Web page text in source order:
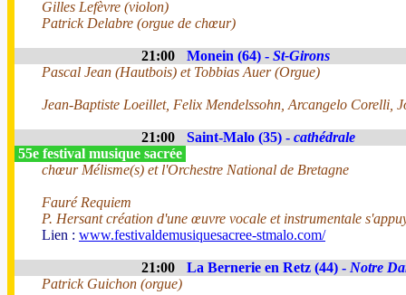
Gilles Lefèvre (violon)
Patrick Delabre (orgue de chœur)
21:00 Monein (64) - St-Girons
Pascal Jean (Hautbois) et Tobbias Auer (Orgue)
Jean-Baptiste Loeillet, Felix Mendelssohn, Arcangelo Corelli,
21:00 Saint-Malo (35) - cathédrale
55e festival musique sacrée
chœur Mélisme(s) et l'Orchestre National de Bretagne
Fauré Requiem
P. Hersant création d'une œuvre vocale et instrumentale
Lien : www.festivaldemusiquesacree-stmalo.com/
21:00 La Bernerie en Retz (44) - Notre
Patrick Guichon (orgue)